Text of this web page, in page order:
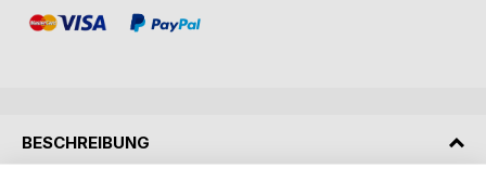
BESCHREIBUNG